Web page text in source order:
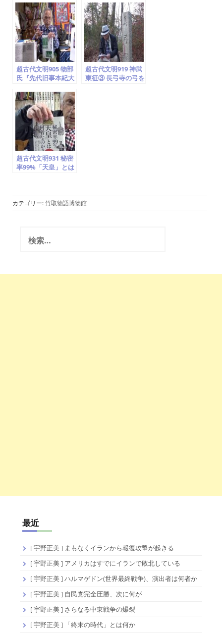
日本の真実 大変革が
動き出した! 9.11
3.11人工地震・津波
明治文明開化 (龍海
亀 竹取翁 国際姫学
会)20.10.24
支配者たちの洗脳工
作一挙公開! 明治・
昭和の象徴天皇? 坂
の上零x小泉 大室寅
之祐 孝明天皇 伊藤
博文 (龍海亀 竹取翁
かぐや姫学会)
超古代文明905 物部
氏『先代旧事本紀大
櫂峰に石船神社に降
臨「日本ヤマト登
美」椿井文書・エブ
リモロー ホツマ・カ
タカムナ (龍海亀 国
際姫学会)2020.12.22
超古代文明919 神武
東征③ 長弓寺の弓を
超古代文明931 秘密
率99%「天皇」とは
台国の勝氏(龍海亀
カテゴリー:竹取物語博物館
最近
[ 宇野正美 ] まもなくイランから報復攻撃が起きる
[ 宇野正美 ] アメリカはすでにイランで敗北している
[ 宇野正美 ] ハルマゲドン(世界最終戦争)、演出者は何者か
[ 宇野正美 ] 自民党完全圧勝、次に何が
[ 宇野正美 ] さらなる中東戦争の爆裂
[ 宇野正美 ] 「終末の時代」とは何か